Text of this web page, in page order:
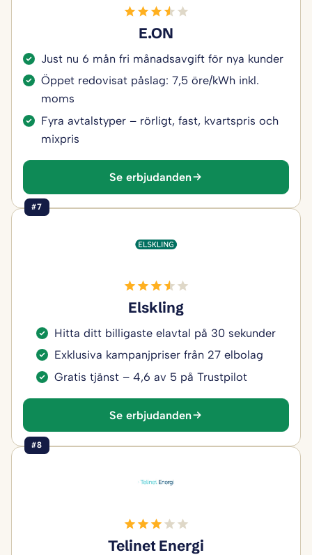
E.ON
Just nu 6 mån fri månadsavgift för nya kunder
Öppet redovisat påslag: 7,5 öre/kWh inkl.
moms
Fyra avtalstyper – rörligt, fast, kvartspris och
mixpris
Se erbjudanden
#7
Elskling
Hitta ditt billigaste elavtal på 30 sekunder
Exklusiva kampanjpriser från 27 elbolag
Gratis tjänst – 4,6 av 5 på Trustpilot
Se erbjudanden
#8
Telinet Energi